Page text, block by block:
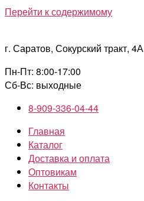
Перейти к содержимому
г. Саратов, Сокурский тракт, 4А
Пн-Пт: 8:00-17:00
Сб-Вс: выходные
8-909-336-04-44
Главная
Каталог
Доставка и оплата
Оптовикам
Контакты